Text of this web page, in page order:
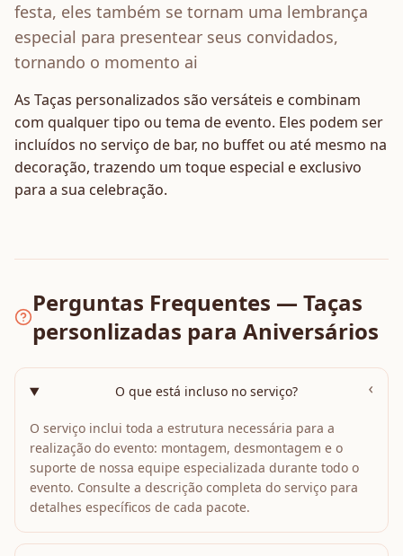
festa, eles também se tornam uma lembrança
especial para presentear seus convidados,
tornando o momento ai
As Taças personalizados são versáteis e combinam
com qualquer tipo ou tema de evento. Eles podem ser
incluídos no serviço de bar, no buffet ou até mesmo na
decoração, trazendo um toque especial e exclusivo
para a sua celebração.
Perguntas Frequentes — Taças
personlizadas para Aniversários
O que está incluso no serviço? ›
O serviço inclui toda a estrutura necessária para a
realização do evento: montagem, desmontagem e o
suporte de nossa equipe especializada durante todo o
evento. Consulte a descrição completa do serviço para
detalhes específicos de cada pacote.